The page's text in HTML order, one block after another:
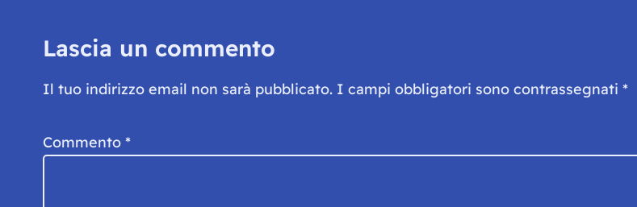
Lascia un commento
Il tuo indirizzo email non sarà pubblicato. I campi obbligatori sono contrassegnati *
Commento *